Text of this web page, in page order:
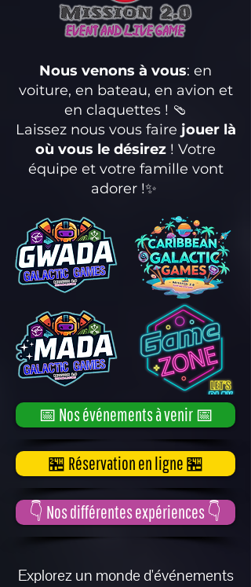
Nous venons à vous: en
voiture, en bateau, en avion et
en claquettes ! 🩴
Laissez nous vous faire jouer là
où vous le désirez ! Votre
équipe et votre famille vont
adorer !✨
📅 Nos événements à venir 📅
🏪 Réservation en ligne 🏪
👇 Nos différentes expériences 👇
Explorez un monde d'événements